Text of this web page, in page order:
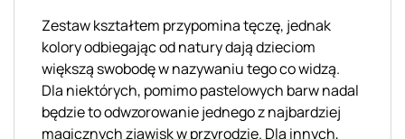
Zestaw kształtem przypomina tęczę, jednak
kolory odbiegając od natury dają dzieciom
większą swobodę w nazywaniu tego co widzą.
Dla niektórych, pomimo pastelowych barw nadal
będzie to odwzorowanie jednego z najbardziej
magicznych zjawisk w przyrodzie. Dla innych,